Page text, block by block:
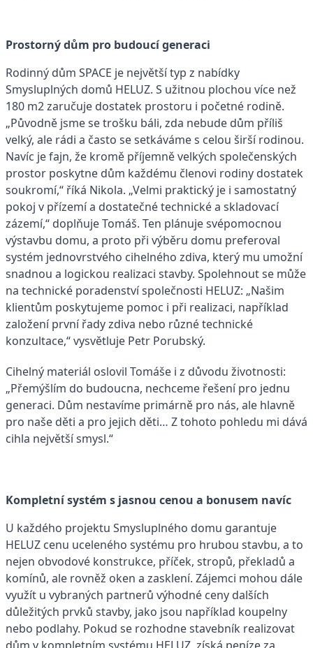
Prostorný dům pro budoucí generaci
Rodinný dům SPACE je největší typ z nabídky
Smysluplných domů HELUZ. S užitnou plochou více než
180 m2 zaručuje dostatek prostoru i početné rodině.
„Původně jsme se trošku báli, zda nebude dům příliš
velký, ale rádi a často se setkáváme s celou širší rodinou.
Navíc je fajn, že kromě příjemně velkých společenských
prostor poskytne dům každému členovi rodiny dostatek
soukromí,“ říká Nikola. „Velmi praktický je i samostatný
pokoj v přízemí a dostatečné technické a skladovací
zázemí,“ doplňuje Tomáš. Ten plánuje svépomocnou
výstavbu domu, a proto při výběru domu preferoval
systém jednovrstvého cihelného zdiva, který mu umožní
snadnou a logickou realizaci stavby. Spolehnout se může
na technické poradenství společnosti HELUZ: „Našim
klientům poskytujeme pomoc i při realizaci, například
založení první řady zdiva nebo různé technické
konzultace,“ vysvětluje Petr Porubský.
Cihelný materiál oslovil Tomáše i z důvodu životnosti:
„Přemýšlím do budoucna, nechceme řešení pro jednu
generaci. Dům nestavíme primárně pro nás, ale hlavně
pro naše děti a pro jejich děti… Z tohoto pohledu mi dává
cihla největší smysl.“
Kompletní systém s jasnou cenou a bonusem navíc
U každého projektu Smysluplného domu garantuje
HELUZ cenu uceleného systému pro hrubou stavbu, a to
nejen obvodové konstrukce, příček, stropů, překladů a
komínů, ale rovněž oken a zasklení. Zájemci mohou dále
využít u vybraných partnerů výhodné ceny dalších
důležitých prvků stavby, jako jsou například koupelny
nebo podlahy. Pokud se rozhodne stavebník realizovat